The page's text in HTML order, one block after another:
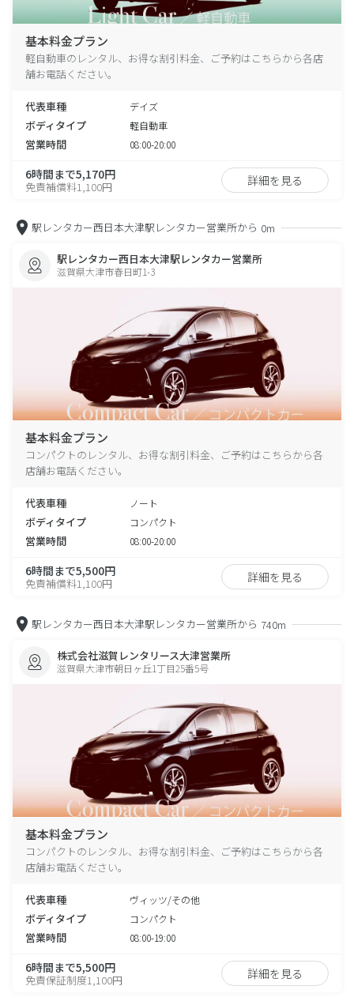
基本料金プラン
軽自動車のレンタル、お得な割引料金、ご予約はこちらから各店
舗お電話ください。
代表車種 デイズ
ボディタイプ 軽自動車
営業時間 08:00-20:00
6時間まで5,170円
免責補償料1,100円 詳細を見る
駅レンタカー西日本大津駅レンタカー営業所から 0m
駅レンタカー西日本大津駅レンタカー営業所
滋賀県大津市春日町1-3
基本料金プラン
コンパクトのレンタル、お得な割引料金、ご予約はこちらから各
店舗お電話ください。
代表車種 ノート
ボディタイプ コンパクト
営業時間 08:00-20:00
6時間まで5,500円
免責補償料1,100円 詳細を見る
駅レンタカー西日本大津駅レンタカー営業所から 740m
株式会社滋賀レンタリース大津営業所
滋賀県大津市朝日ヶ丘1丁目25番5号
基本料金プラン
コンパクトのレンタル、お得な割引料金、ご予約はこちらから各
店舗お電話ください。
代表車種 ヴィッツ/その他
ボディタイプ コンパクト
営業時間 08:00-19:00
6時間まで5,500円
免責保証制度1,100円 詳細を見る